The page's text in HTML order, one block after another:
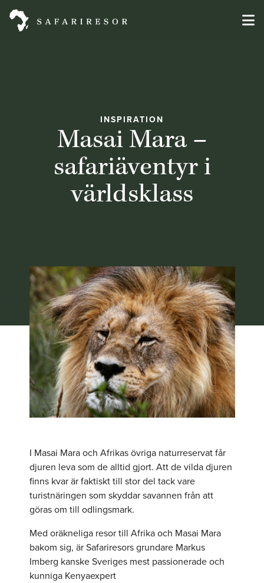
INSPIRATION
Masai Mara –
safariäventyr i
världsklass
I Masai Mara och Afrikas övriga naturreservat får
djuren leva som de alltid gjort. Att de vilda djuren
finns kvar är faktiskt till stor del tack vare
turistnäringen som skyddar savannen från att
göras om till odlingsmark.
Med oräkneliga resor till Afrika och Masai Mara
bakom sig, är Safariresors grundare Markus
Imberg kanske Sveriges mest passionerade och
kunniga Kenyaexpert